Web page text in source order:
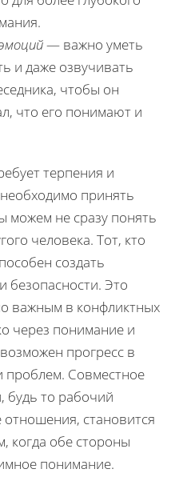
— важно уметь
и даже озвучивать
чтобы он
что его понимают и
терпения и
принять
можем не сразу понять
человека. Тот, кто
создать
безопасности. Это
важным в конфликтных
через понимание и
прогресс в
Совместное
будь то рабочий
становится
когда обе стороны
понимание.